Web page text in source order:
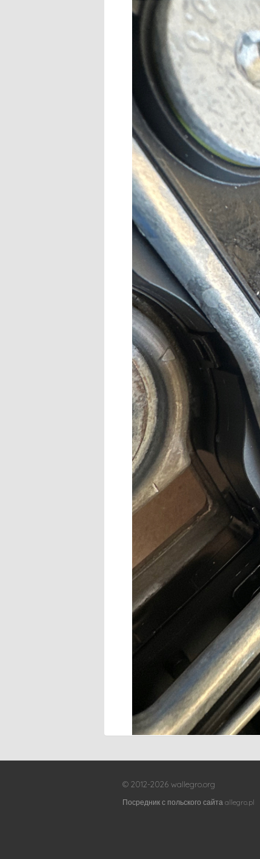
© 2012-2026 wallegro.org
Посредник с польского сайта allegro.pl